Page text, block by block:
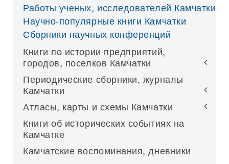
Работы ученых, исследователей Камчатки
Научно-популярные книги Камчатки
Сборники научных конференций
Книги по истории предприятий,
городов, поселков Камчатки
Периодические сборники, журналы
Камчатки
Атласы, карты и схемы Камчатки
Книги об исторических событиях на
Камчатке
Камчатские воспоминания, дневники